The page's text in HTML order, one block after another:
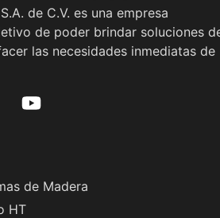
de C.V. es una empresa
de poder brindar soluciones
las necesidades inmediatas de
de Madera
HT